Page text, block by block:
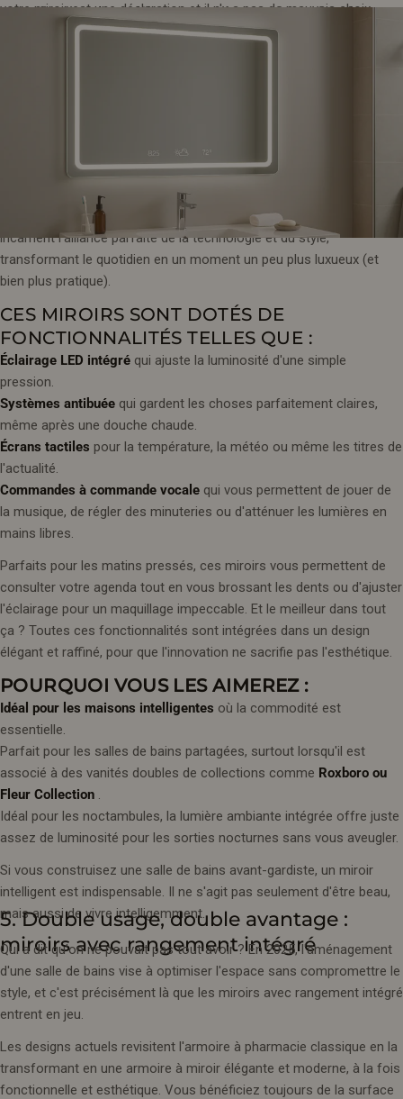
votre miroir est une déclaration et il n'y a pas de mauvais choix.
4. Miroirs intelligents : la technologie
rencontre le chic
Bienvenue dans un futur où le miroir de votre salle de bain fera bien
plus que refléter votre visage. En 2025,
les miroirs intelligents
incarnent l'alliance parfaite de la technologie et du style,
transformant le quotidien en un moment un peu plus luxueux (et
bien plus pratique).
CES MIROIRS SONT DOTÉS DE
FONCTIONNALITÉS TELLES QUE :
Éclairage LED intégré qui ajuste la luminosité d'une simple
pression.
Systèmes antibuée qui gardent les choses parfaitement claires,
même après une douche chaude.
Écrans tactiles pour la température, la météo ou même les titres de
l'actualité.
Commandes à commande vocale qui vous permettent de jouer de
la musique, de régler des minuteries ou d'atténuer les lumières en
mains libres.
Parfaits pour les matins pressés, ces miroirs vous permettent de
consulter votre agenda tout en vous brossant les dents ou d'ajuster
l'éclairage pour un maquillage impeccable. Et le meilleur dans tout
ça ? Toutes ces fonctionnalités sont intégrées dans un design
élégant et raffiné, pour que l'innovation ne sacrifie pas l'esthétique.
POURQUOI VOUS LES AIMEREZ :
Idéal pour les maisons intelligentes où la commodité est
essentielle.
Parfait pour les salles de bains partagées, surtout lorsqu'il est
associé à des vanités doubles de collections comme Roxboro ou
Fleur Collection .
Idéal pour les noctambules, la lumière ambiante intégrée offre juste
assez de luminosité pour les sorties nocturnes sans vous aveugler.
Si vous construisez une salle de bains avant-gardiste, un miroir
intelligent est indispensable. Il ne s'agit pas seulement d'être beau,
mais aussi de vivre intelligemment.
5. Double usage, double avantage :
miroirs avec rangement intégré
Qui a dit qu'on ne pouvait pas tout avoir ? En 2025, l'aménagement
d'une salle de bains vise à optimiser l'espace sans compromettre le
style, et c'est précisément là que les miroirs avec rangement intégré
entrent en jeu.
Les designs actuels revisitent l'armoire à pharmacie classique en la
transformant en une armoire à miroir élégante et moderne, à la fois
fonctionnelle et esthétique. Vous bénéficiez toujours de la surface